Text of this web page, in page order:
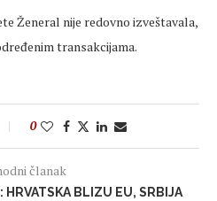
Ženeral nije redovno izveštavala,
transakcijama.
0
članak
BLIZU EU, SRBIJA